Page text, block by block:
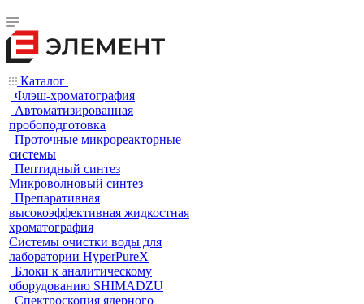
Каталог
Флэш-хроматография
Автоматизированная
пробоподготовка
Проточные микрореакторные
системы
Пептидный синтез
Микроволновый синтез
Препаративная
высокоэффективная жидкостная
хроматография
Системы очистки воды для
лаборатории HyperPureX
Блоки к аналитическому
оборудованию SHIMADZU
Спектроскопия ядерного